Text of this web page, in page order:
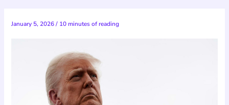
January 5, 2026/ 10 minutes of reading